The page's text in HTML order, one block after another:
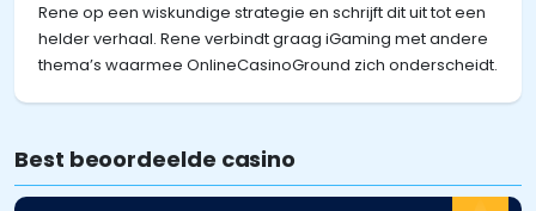
Rene op een wiskundige strategie en schrijft dit uit tot een
helder verhaal. Rene verbindt graag iGaming met andere
thema’s waarmee OnlineCasinoGround zich onderscheidt.
Best beoordeelde casino